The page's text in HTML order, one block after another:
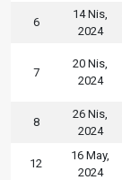
6
14 Nis,
2024
7
20 Nis,
2024
8
26 Nis,
2024
12
16 May,
2024